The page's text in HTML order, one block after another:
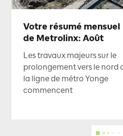
Votre résumé mensuel
de Metrolinx: Août
Les travaux majeurs sur le
prolongement vers le nord
la ligne de métro Yonge
commencent